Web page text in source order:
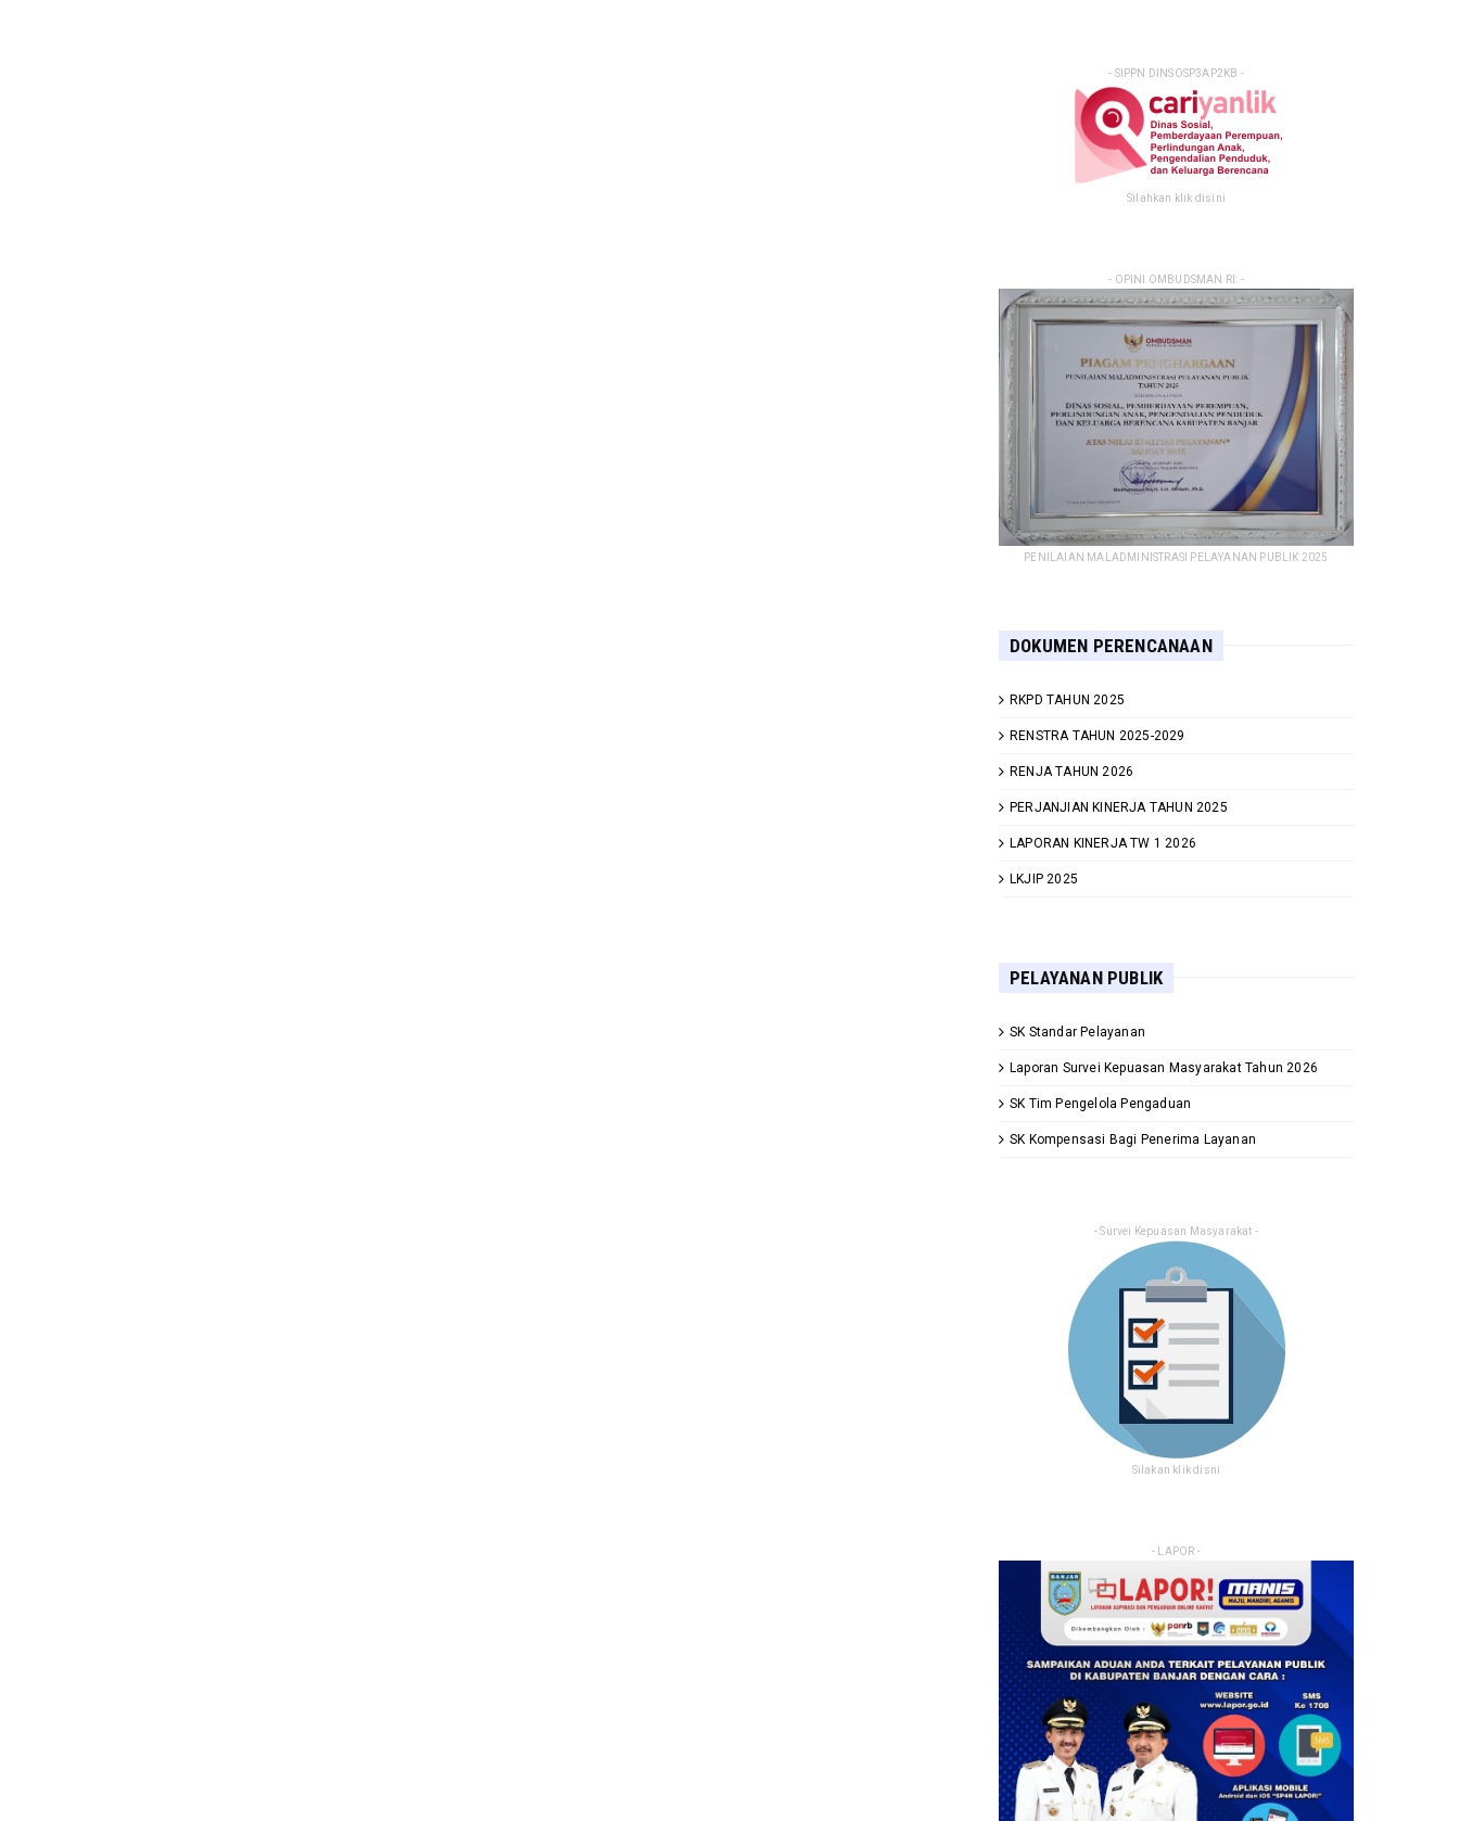
- SIPPN DINSOSP3AP2KB -
Silahkan klik disini
- OPINI OMBUDSMAN RI: -
PENILAIAN MALADMINISTRASI PELAYANAN PUBLIK 2025
DOKUMEN PERENCANAAN
RKPD TAHUN 2025
RENSTRA TAHUN 2025-2029
RENJA TAHUN 2026
PERJANJIAN KINERJA TAHUN 2025
LAPORAN KINERJA TW 1 2026
LKJIP 2025
PELAYANAN PUBLIK
SK Standar Pelayanan
Laporan Survei Kepuasan Masyarakat Tahun 2026
SK Tim Pengelola Pengaduan
SK Kompensasi Bagi Penerima Layanan
- Survei Kepuasan Masyarakat -
Silakan klik disni
- LAPOR -